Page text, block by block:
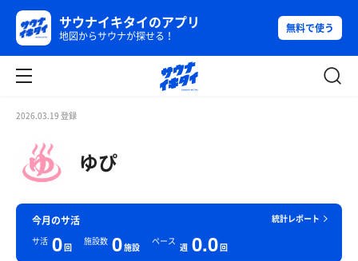
サウナイキタイのアプリ
地図からサウナが探せる！
無料で使う
2026.03.19 登録
ゆぴ
統計レポート
今月のサ活
サ活 0回
施設数 0施設
ペース
週 0.0回